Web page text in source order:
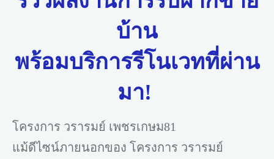
บ้าน
พร้อมบริการรีโนเวทที่ผ่าน
มา!
โครงการ วรารมย์ เพชรเกษม81
แม้ดีไซน์ภายนอกของ โครงการ วรารมย์